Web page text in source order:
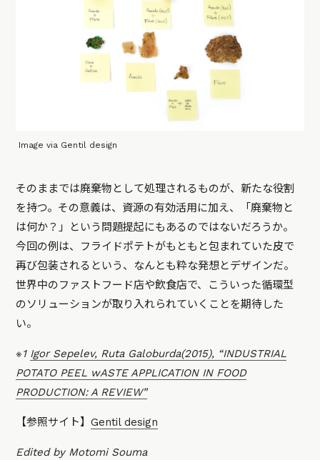
Image via Gentil design
そのままでは廃棄物として処理されるものが、新たな役割
を持つ。その意義は、資源の有効活用に加え、「廃棄物と
は何か？」という問題提起にもあるのではないだろうか。
今回の例は、フライドポテトがもともと包まれていた皮で
再び包装されるという、なんとも粋な発想とデザインだ。
世界中のファストフード店や飲食店で、こういった循環型
のソリューションが取り入れられていくことを期待した
い。
※1 Igor Sepelev, Ruta Galoburda(2015), “INDUSTRIAL
POTATO PEEL wASTE APPLICATION IN FOOD
PRODUCTION: A REVIEW”
【参照サイト】Gentil design
Edited by Motomi Souma